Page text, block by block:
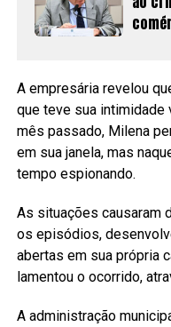
A empresária revelou
que teve sua intimidade
mês passado, Milena
em sua janela, mas
tempo espionando.
As situações causaram
os episódios,
abertas em sua própria
lamentou o ocorrido,
A administração